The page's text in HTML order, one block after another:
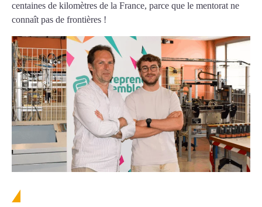
centaines de kilomètres de la France, parce que le mentorat ne
connaît pas de frontières !